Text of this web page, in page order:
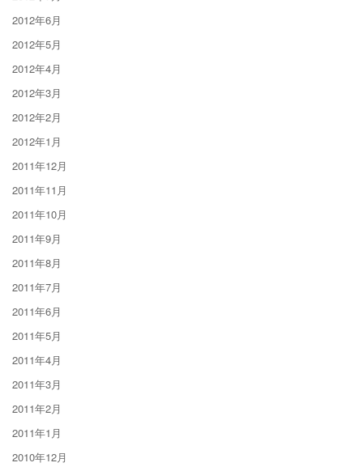
2012年6月
2012年5月
2012年4月
2012年3月
2012年2月
2012年1月
2011年12月
2011年11月
2011年10月
2011年9月
2011年8月
2011年7月
2011年6月
2011年5月
2011年4月
2011年3月
2011年2月
2011年1月
2010年12月